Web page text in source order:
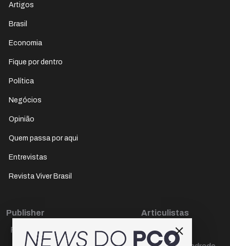
Artigos
Brasil
Economia
Fique por dentro
Política
Negócios
Opinião
Quem passa por aqui
Entrevistas
Revista Viver Brasil
Publisher
Paulo Cesar de Oliveira
Articulistas
Décio Freire